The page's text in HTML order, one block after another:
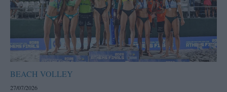
BEACH VOLLEY
27/07/2026